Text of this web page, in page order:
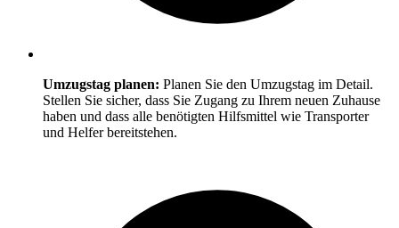
Umzugstag planen: Planen Sie den Umzugstag im Detail.
Stellen Sie sicher, dass Sie Zugang zu Ihrem neuen Zuhause
haben und dass alle benötigten Hilfsmittel wie Transporter
und Helfer bereitstehen.